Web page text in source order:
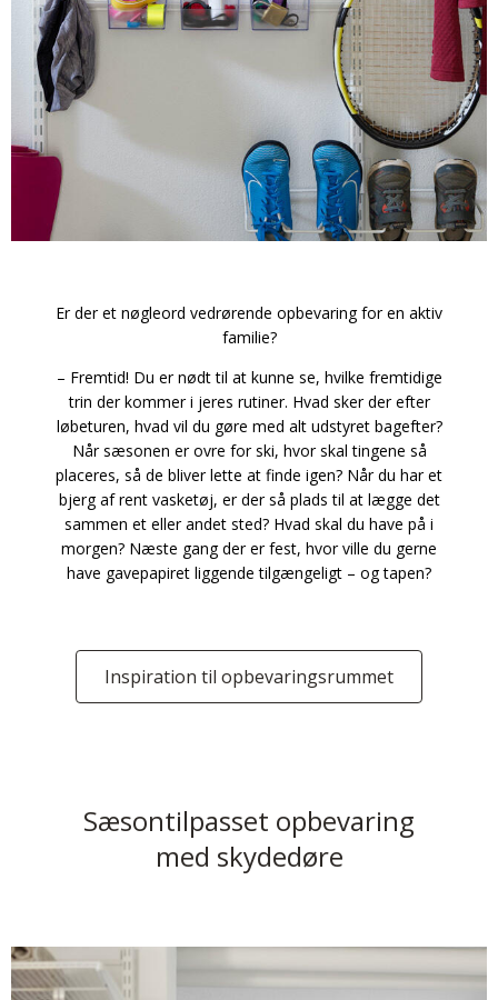
Er der et nøgleord vedrørende opbevaring for en aktiv
familie?
– Fremtid! Du er nødt til at kunne se, hvilke fremtidige
trin der kommer i jeres rutiner. Hvad sker der efter
løbeturen, hvad vil du gøre med alt udstyret bagefter?
Når sæsonen er ovre for ski, hvor skal tingene så
placeres, så de bliver lette at finde igen? Når du har et
bjerg af rent vasketøj, er der så plads til at lægge det
sammen et eller andet sted? Hvad skal du have på i
morgen? Næste gang der er fest, hvor ville du gerne
have gavepapiret liggende tilgængeligt – og tapen?
Inspiration til opbevaringsrummet
Sæsontilpasset opbevaring
med skydedøre